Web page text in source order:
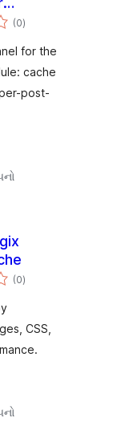
(0કુલ
રેટિંગ્સ
)
for the
cache
post-
(0કુલ
રેટિંગ્સ
)
CSS,